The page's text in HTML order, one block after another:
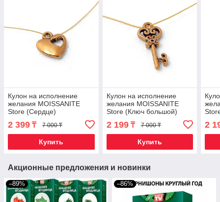
Кулон на исполнение
желания MOISSANITE
Store (Сердце)
2 399 ₸ 7 000 ₸
Купить
Кулон на исполнение
желания MOISSANITE
Store (Ключ большой)
2 199₸ 7 000 ₸
Купить
2
Акционные предложения и новинки
–89% –86%